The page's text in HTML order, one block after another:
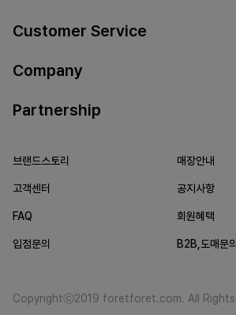
Customer Service
Company
Partnership
브랜드스토리 매장안내
고객센터 공지사항
FAQ 회원혜택
입점문의 B2B,도매문의
Copyrightⓒ2019 foretforet.com. All Rights